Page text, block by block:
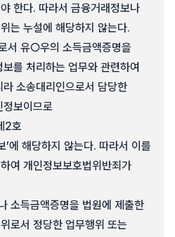
한다. 따라서 금융거래정보나
는 누설에 해당하지 않는다.
서 유○우의 소득금액증명을
를 처리하는 업무와 관련하여
소송대리인으로서 담당한
정보이므로
2호
’에 해당하지 않는다. 따라서 이를
여 개인정보보호법위반죄가
소득금액증명을 법원에 제출한
로서 정당한 업무행위 또는